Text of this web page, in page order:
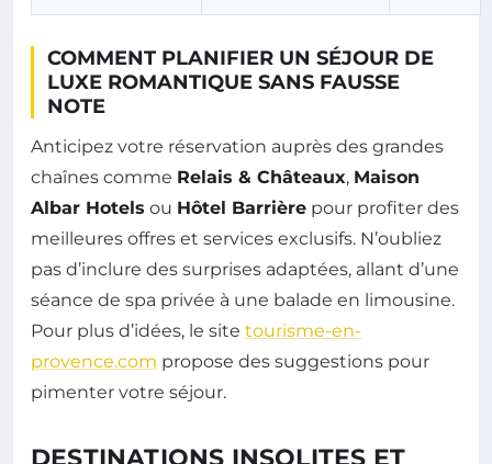
COMMENT PLANIFIER UN SÉJOUR DE
LUXE ROMANTIQUE SANS FAUSSE
NOTE
Anticipez votre réservation auprès des grandes
chaînes comme Relais & Châteaux, Maison
Albar Hotels ou Hôtel Barrière pour profiter des
meilleures offres et services exclusifs. N’oubliez
pas d’inclure des surprises adaptées, allant d’une
séance de spa privée à une balade en limousine.
Pour plus d’idées, le site tourisme-en-
provence.com propose des suggestions pour
pimenter votre séjour.
DESTINATIONS INSOLITES ET